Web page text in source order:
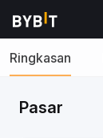
Ringkasan
Pasar